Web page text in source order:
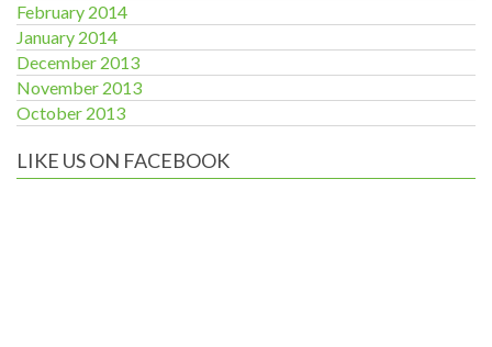
February 2014
January 2014
December 2013
November 2013
October 2013
LIKE US ON FACEBOOK